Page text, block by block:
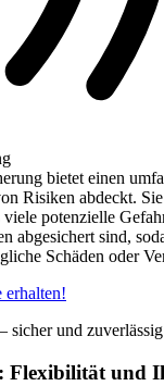
bietet einen
Risiken abdeckt.
viele potenzielle
abgesichert sind,
Schäden oder
erhalten!
sicher und
Flexibilität und